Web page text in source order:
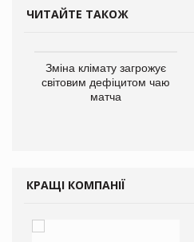
ЧИТАЙТЕ ТАКОЖ
Зміна клімату загрожує
світовим дефіцитом чаю
матча
КРАЩІ КОМПАНІЇ